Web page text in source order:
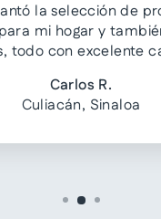
la selección de
mi hogar y
todo con excelente
Carlos R.
Culiacán, Sinaloa